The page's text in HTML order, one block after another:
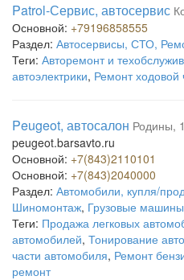
Patrol-Сервис, автосервис
Основной: +79196858555
Раздел: Автосервисы, СТО,
Теги: Авторемонт и
автоэлектрики, Ремонт ходовой
Peugeot, автосалон Родины,
peugeot.barsavto.ru
Основной: +7(843)2110101
Основной: +7(843)2040000
Раздел: Автомобили, купля/
Шиномонтаж, Грузовые
Теги: Продажа легковых
автомобилей, Тонирование
части автомобиля, Ремонт
ремонт